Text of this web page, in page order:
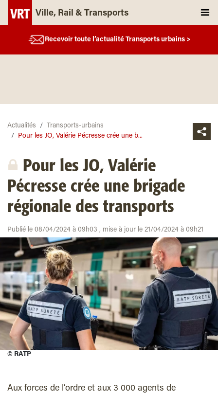
Ville, Rail & Transports
Recevoir toute l’actualité Transports urbains >
Actualités
Transports-urbains
Pour les JO, Valérie Pécresse crée une b...
Pour les JO, Valérie
Pécresse crée une brigade
régionale des transports
Publié le 08/04/2024 à 09h03 , mise à jour le 21/04/2024 à 09h21
© RATP
Aux forces de l’ordre et aux 3 000 agents de